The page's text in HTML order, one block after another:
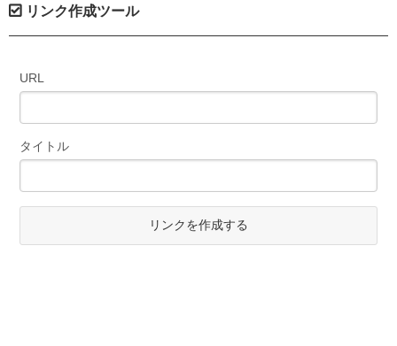
リンク作成ツール
URL
タイトル
リンクを作成する